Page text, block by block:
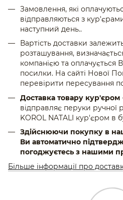
Замовлення, які
відправляються з
наступний день..
Вартість доставки
розташування,
компанією та оплачується
посилки. На сайті Нової
перевірити пересування
Доставка товару кур'єром
відправляє перуки
KOROL NATALI кур'єром в
Здійснюючи покупку в
Ви автоматично
погоджуєтесь з нашими
Більше інформації про